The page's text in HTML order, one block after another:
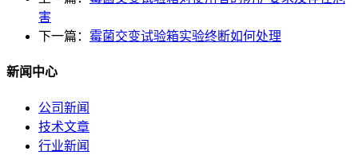
害
下一篇： 霉菌交变试验箱实验终断如何处理
新闻中心
公司新闻
技术文章
行业新闻